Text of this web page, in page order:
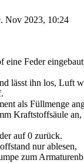
Nov 2023, 10:24
Feder
lässt ihn los, Luft
als Füllmenge
Kraftstoffsäule
auf 0 zurück.
nur ablesen,
zum